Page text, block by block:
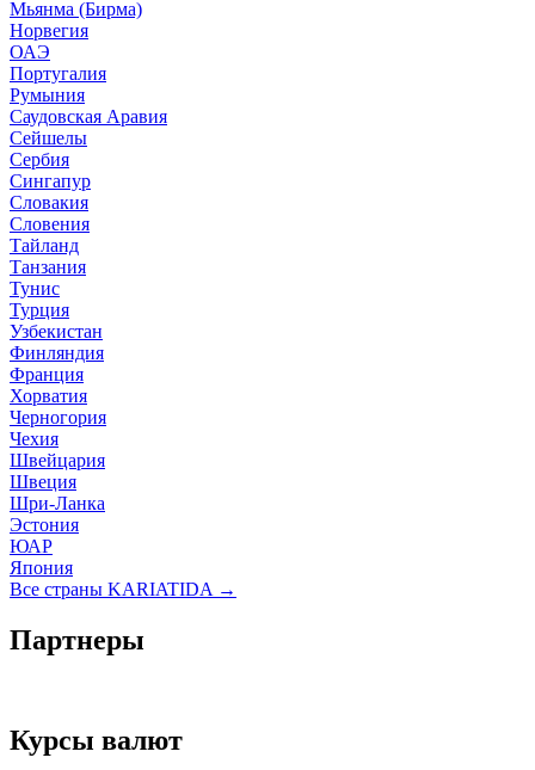
Мьянма (Бирма)
Норвегия
ОАЭ
Португалия
Румыния
Саудовская Аравия
Сейшелы
Сербия
Сингапур
Словакия
Словения
Тайланд
Танзания
Тунис
Турция
Узбекистан
Финляндия
Франция
Хорватия
Черногория
Чехия
Швейцария
Швеция
Шри-Ланка
Эстония
ЮАР
Япония
Все страны KARIATIDA →
Партнеры
Курсы валют